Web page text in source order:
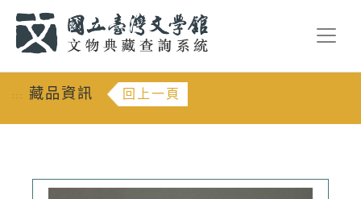
::: 藏品資訊 回上一頁